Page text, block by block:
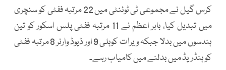
کرس گیل نے مجموعی ٹی ٹوئنٹی میں 22 مرتبہ ففٹی کو سنچری
میں تبدیل کیا، بابر اعظم نے 11 مرتبہ ففٹی پلس اسکور کو تین
ہندسوں میں بدلا جبکہ ویرات کوہلی 9 اور ڈیوڈ وارنر 8 مرتبہ ففٹی
کو ہنڈریڈ میں بدلنے میں کامیاب رہے۔